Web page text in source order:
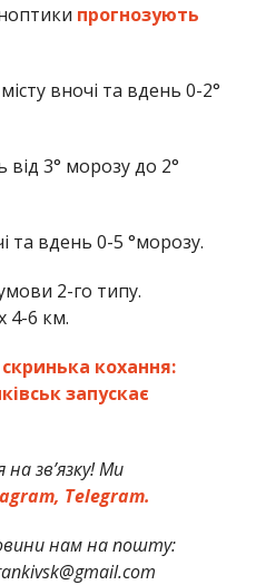
прогнозують
вночі та вдень 0-2°
від 3° морозу до 2°
та вдень 0-5 °морозу.
2-го типу.
4-6 км.
кохання:
запускає
зв’язку! Ми
Telegram.
нам на пошту: